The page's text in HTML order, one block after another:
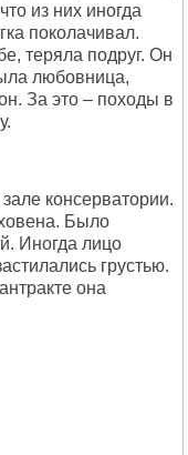
из них иногда
поколачивал.
теряла подруг. Он
любовница,
За это – походы в
консерватории.
Было
Иногда лицо
грустью.
она